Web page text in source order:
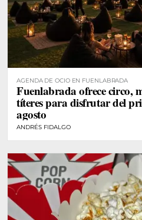
AGENDA DE OCIO EN FUENLABRADA
Fuenlabrada ofrece circo,
títeres para disfrutar del
agosto
ANDRÉS FIDALGO